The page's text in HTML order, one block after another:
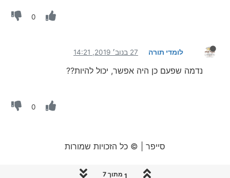
0
לומדי תורה 27 בנוב׳ 2019, 14:21
נדמה שפעם כן היה אפשר, יכול להיות??
0
1 מתוך 7
סייפר | © כל הזכויות שמורות